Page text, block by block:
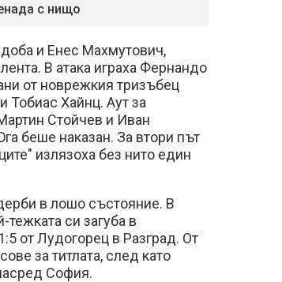
с нищо
и Енес Махмутович,
В атака играха Фернандо
от новрежкия тризъбец
Хайнц. Аут за
Стойчев и Иван
беше наказан. За втори път
излязоха без нито един
в лошо състояние. В
си загуба в
от Лудогорец в Разград. От
за титлата, след като
София.